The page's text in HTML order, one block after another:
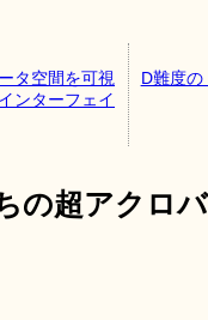
タ空間を可視
ンターフェイ
D難度
の超アクロ